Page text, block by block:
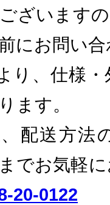
ざいます
にお問い
り、仕様
ます。
配送方法
でお気軽
20-0122